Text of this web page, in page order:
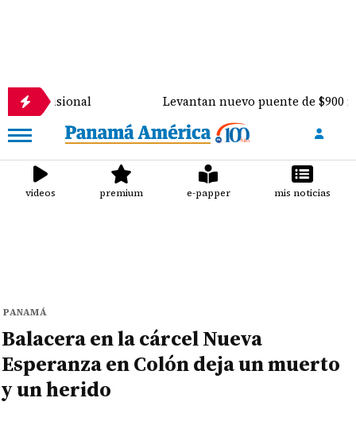
Levantan nuevo puente de $900 mil sobre el
videos premium e-papper mis noticias
PANAMÁ
Balacera en la cárcel Nueva
Esperanza en Colón deja un muerto
y un herido